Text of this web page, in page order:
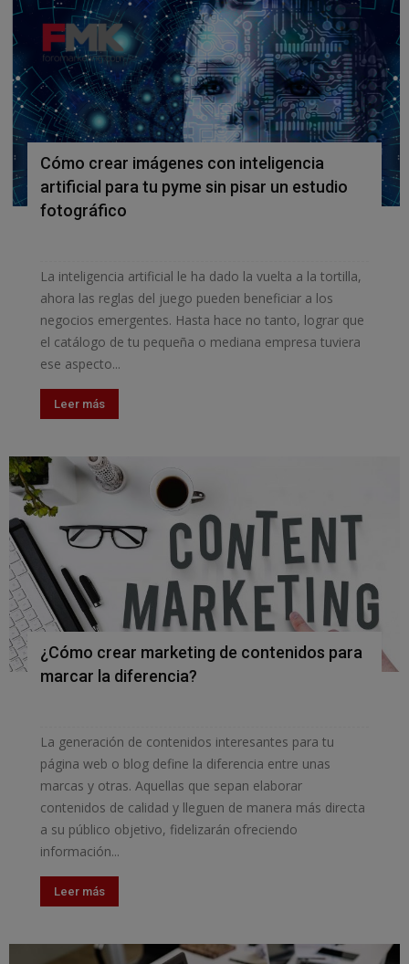
Cómo crear imágenes con inteligencia
artificial para tu pyme sin pisar un estudio
fotográfico
La inteligencia artificial le ha dado la vuelta a la tortilla,
ahora las reglas del juego pueden beneficiar a los
negocios emergentes. Hasta hace no tanto, lograr que
el catálogo de tu pequeña o mediana empresa tuviera
ese aspecto...
Leer más
¿Cómo crear marketing de contenidos para
marcar la diferencia?
La generación de contenidos interesantes para tu
página web o blog define la diferencia entre unas
marcas y otras. Aquellas que sepan elaborar
contenidos de calidad y lleguen de manera más directa
a su público objetivo, fidelizarán ofreciendo
información...
Leer más